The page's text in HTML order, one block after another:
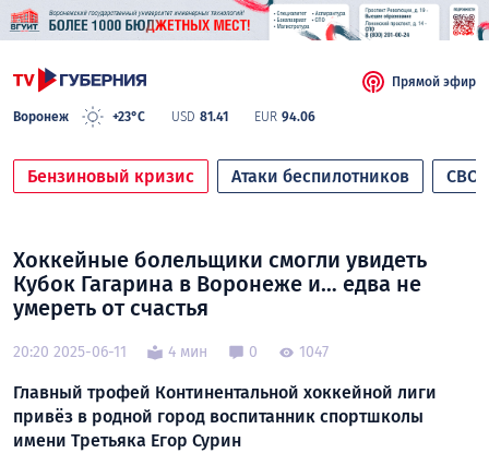
Воронеж +23°C USD 81.41 EUR 94.06
Прямой эфир
Бензиновый кризис Атаки беспилотников СВО
Хоккейные болельщики смогли увидеть
Кубок Гагарина в Воронеже и… едва не
умереть от счастья
20:20 2025-06-11 4 мин 0 1047
Главный трофей Континентальной хоккейной лиги
привёз в родной город воспитанник спортшколы
имени Третьяка Егор Сурин